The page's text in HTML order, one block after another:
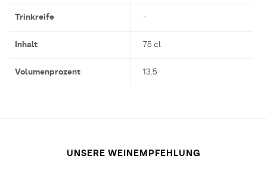
Trinkreife -
Inhalt 75 cl
Volumenprozent 13.5
UNSERE WEINEMPFEHLUNG